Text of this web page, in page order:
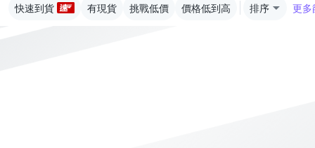
快速到貨 有現貨 挑戰低價 價格低到高 排序 更多